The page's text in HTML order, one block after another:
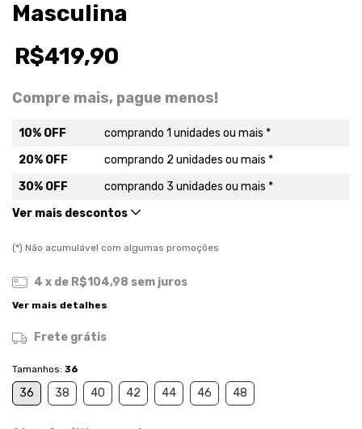
Masculina
R$419,90
Compre mais, pague menos!
10% OFF
comprando 1 unidades ou mais *
20% OFF
comprando 2 unidades ou mais *
30% OFF
comprando 3 unidades ou mais *
Ver mais descontos
(*) Não acumulável com algumas promoções
4 x de R$104,98 sem juros
Ver mais detalhes
Frete grátis
Tamanhos: 36
36 38 40 42 44 46 48